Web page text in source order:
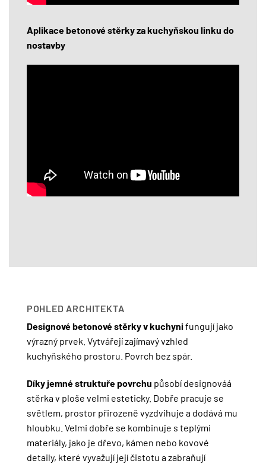
Aplikace betonové stěrky za kuchyňskou linku do
nostavby
POHLED ARCHITEKTA
Designové betonové stěrky v kuchynifungují jako
výrazný prvek. Vytvářejí zajímavý vzhled
kuchyňského prostoru. Povrch bez spár.
Díky jemné struktuře povrchu působí designováá
stěrka v ploše velmi esteticky. Dobře pracuje se
světlem, prostor přirozeně vyzdvihuje a dodává mu
hloubku. Velmi dobře se kombinuje s teplými
materiály, jako je dřevo, kámen nebo kovové
detaily, které vyvažují její čistotu a zabraňují